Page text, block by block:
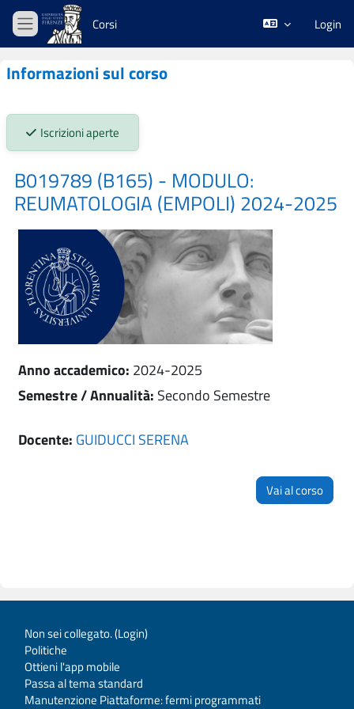
Vai al contenuto principale
Pannello laterale
Corsi Login
Informazioni sul corso
Stato iscrizioni:
Iscrizioni aperte
B019789 (B165) - MODULO:
REUMATOLOGIA (EMPOLI) 2024-2025
Anno accademico: 2024-2025
Semestre / Annualità: Secondo Semestre
Docente: GUIDUCCI SERENA
Vai al corso
Non sei collegato. (Login)
Politiche
Ottieni l'app mobile
Passa al tema standard
Manutenzione Piattaforme: fermi programmati